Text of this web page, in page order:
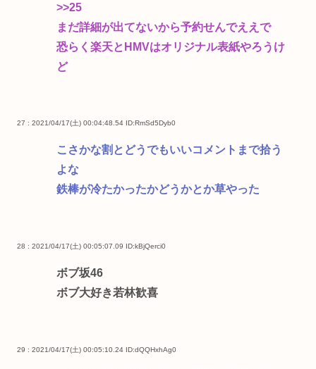
>>25
まだ詳細が出てないから予約せんでええで
恐らく楽天とHMVはオリジナル表紙やろうけ
ど
27 : 2021/04/17(土) 00:04:48.54 ID:RmSd5Dyb0
こさかな割とどうでもいいコメントまで拾う
よな
鉄棒が冷たかったかどうかとか草やった
28 : 2021/04/17(土) 00:05:07.09 ID:kBjQerci0
ボブ坂46
ボブ大好き若林歓喜
29 : 2021/04/17(土) 00:05:10.24 ID:dQQHxhAg0